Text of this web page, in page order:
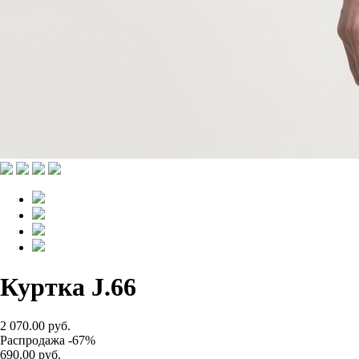
Куртка J.66
2 070.00 руб.
Распродажа -67%
690.00 руб.